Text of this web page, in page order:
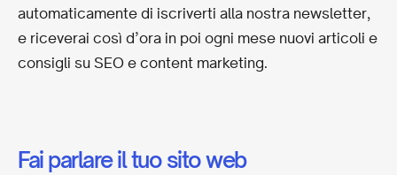
automaticamente di iscriverti alla nostra newsletter,
e riceverai così d’ora in poi ogni mese nuovi articoli e
consigli su SEO e content marketing.
Fai parlare il tuo sito web